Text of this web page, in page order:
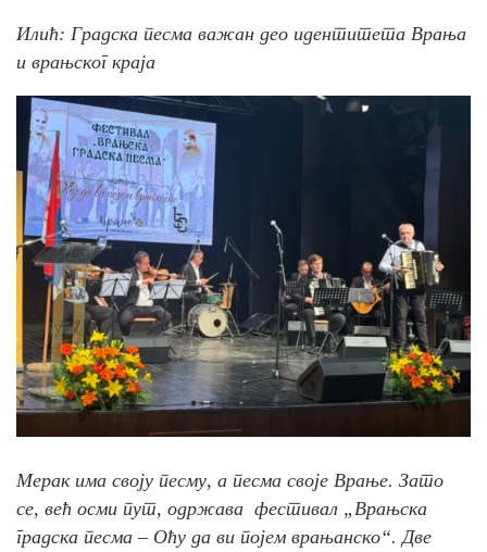
Илић: Градска песма важан део идентитета Врања
и врањског краја
Мерак има своју песму, а песма своје Врање. Зато
се, већ осми пут, одржава фестивал „Врањска
градска песма – Оћу да ви појем врањанско“. Две